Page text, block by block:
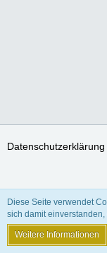
Datenschutzerklärung
Stil:
Diese Seite verwendet
sich damit
Weitere Informationen